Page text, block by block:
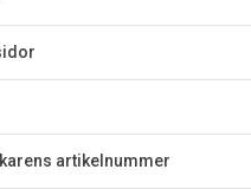
artikelnummer